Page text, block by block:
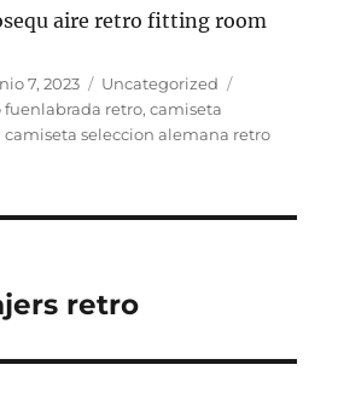
7, 2023 Categorías
Uncategorized
fuenlabrada retro,camiseta
,camiseta seleccion alemana retro
retro